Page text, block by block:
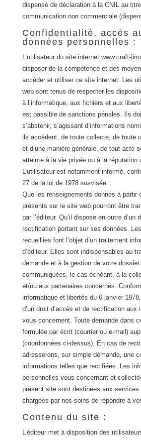
dispensé de déclaration à la CNIL au
communication non commerciale
Confidentialité, accès
données personnelles :
L’utilisateur du site internet www.craft-
disposer de la compétence et des
accéder et utiliser ce site internet. Les
web sont tenus de respecter les
à l’informatique, aux fichiers et aux
est passible de sanctions pénales. Ils
s’abstenir, s’agissant d’informations
ils accèdent, de toute collecte, de toute
et d’une manière générale, de tout acte
atteinte à la vie privée ou à la réputation
L’utilisateur est notamment informé,
27 de la loi de 1978 susvisée :
Que les renseignements donnés à partir
présents sur le site web pourront être
par l’éditeur. Qu’il dispose en outre d’un
rectification portant sur ses données.
recueillies font l’objet d’un traitement
d’éditeur. Elles sont indispensables au
demande et à la gestion de votre
communiquées, le cas échéant, à la
et/ou aux partenaires concernés.
informatique et libertés du 6 janvier
d’un droit d’accès et de rectification aux
vous concernent. Toute demande dans
formulée par écrit (courrier ou e-mail)
(coordonnées ci-dessus). En cas de
adresserons, sur simple demande, une
informations telles que rectifiées. Les
personnelles vous concernant et
présent site sont destinées aux services
chargées par nos soins de répondre à
Contenu du site :
L’éditeur met à disposition des